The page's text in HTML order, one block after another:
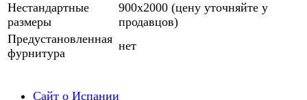
Нестандартные
размеры
900х2000 (цену уточняйте у
продавцов)
Предустановленная
фурнитура
нет
Сайт о Испании